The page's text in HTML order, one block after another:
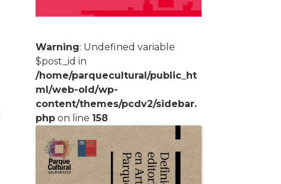
Warning: Undefined variable
$post_id in
/home/parquecultural/public_ht
ml/web-old/wp-
content/themes/pcdv2/sidebar.
php on line 158